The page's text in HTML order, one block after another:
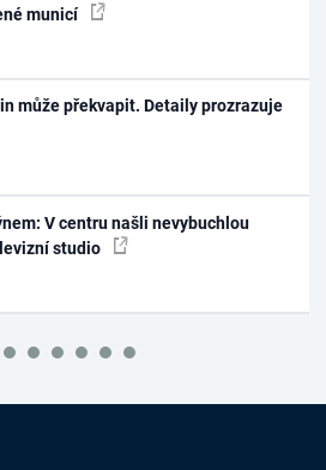
municí
může překvapit. Detaily prozrazuje
V centru našli nevybuchlou
studio